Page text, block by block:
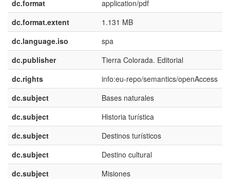
dc.format
application/pdf
dc.format.extent
1.131 MB
dc.language.iso
spa
dc.publisher
Tierra Colorada. Editorial
dc.rights
info:eu-repo/semantics/openAccess
dc.subject
Bases naturales
dc.subject
Historia turística
dc.subject
Destinos turísticos
dc.subject
Destino cultural
dc.subject
Misiones